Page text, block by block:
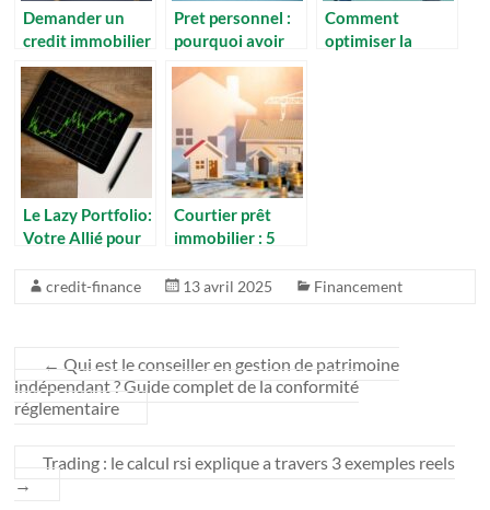
Demander un
credit immobilier
: quels sont les
avantages quand
on est
fonctionnaire ?
Pret personnel :
pourquoi avoir
recours a ce
genre de pret ?
Comment
optimiser la
Le Lazy Portfolio:
Votre Allié pour
Intelligent… et en
Courtier prêt
immobilier : 5
appel à un expert
credit-finance 13 avril 2025 Financement
← Qui est le conseiller en gestion de patrimoine
indépendant ? Guide complet de la conformité
réglementaire
Trading : le calcul rsi explique a travers 3 exemples reels
→